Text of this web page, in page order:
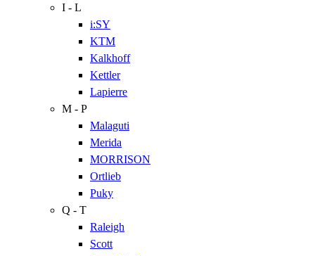
I - L
i:SY
KTM
Kalkhoff
Kettler
Lapierre
M - P
Malaguti
Merida
MORRISON
Ortlieb
Puky
Q - T
Raleigh
Scott